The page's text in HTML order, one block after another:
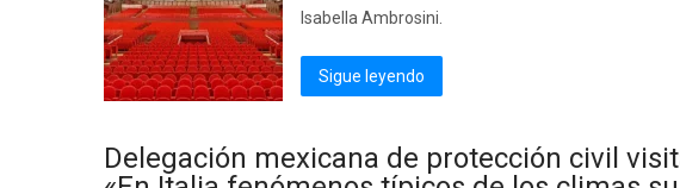
Isabella Ambrosini.
Sigue leyendo
Delegación mexicana de protección civil